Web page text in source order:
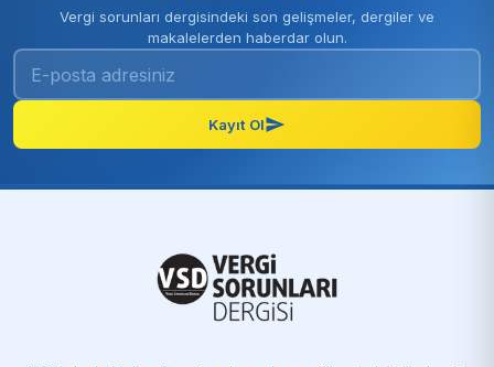
Vergi sorunları dergisindeki son gelişmeler, dergiler ve
makalelerden haberdar olun.
Kayıt Ol